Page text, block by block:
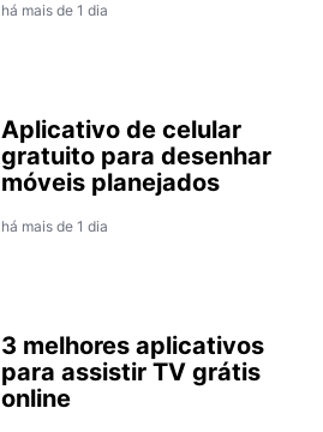
há mais de 1 dia
Aplicativo de celular
gratuito para desenhar
móveis planejados
há mais de 1 dia
3 melhores aplicativos
para assistir TV grátis
online